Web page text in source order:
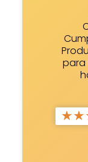
para
★★